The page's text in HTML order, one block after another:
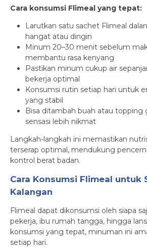
Cara konsumsi Flimeal yang tepat:
Larutkan satu sachet Flimeal
hangat atau dingin
Minum 20–30 menit sebelum
membantu rasa kenyang
Pastikan minum cukup air
bekerja optimal
Konsumsi rutin setiap hari untuk
yang stabil
Bisa ditambah buah atau topping
sensasi lebih nikmat
Langkah-langkah ini memastikan
terserap optimal, mendukung
kontrol berat badan.
Cara Konsumsi Flimeal untuk
Kalangan
Flimeal dapat dikonsumsi oleh siapa
pekerja, ibu rumah tangga, hingga
konsumsi yang tepat, minuman ini
setiap hari.